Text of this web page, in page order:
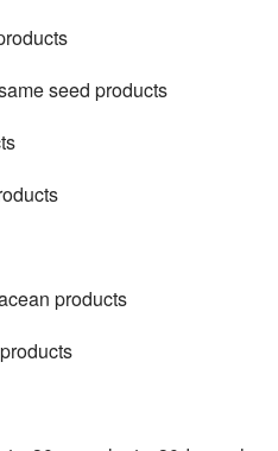
seed products
products